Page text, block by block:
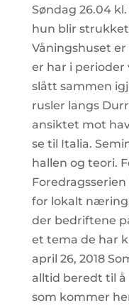
Søndag 26.04 kl.
hun blir
Våningshuset
er har i
slått sammen
rusler langs
ansiktet mot
se til Italia.
hallen og teori.
Foredragsserien
for lokalt
der bedriftene
et tema de har
april 26, 2018
alltid beredt til
som kommer